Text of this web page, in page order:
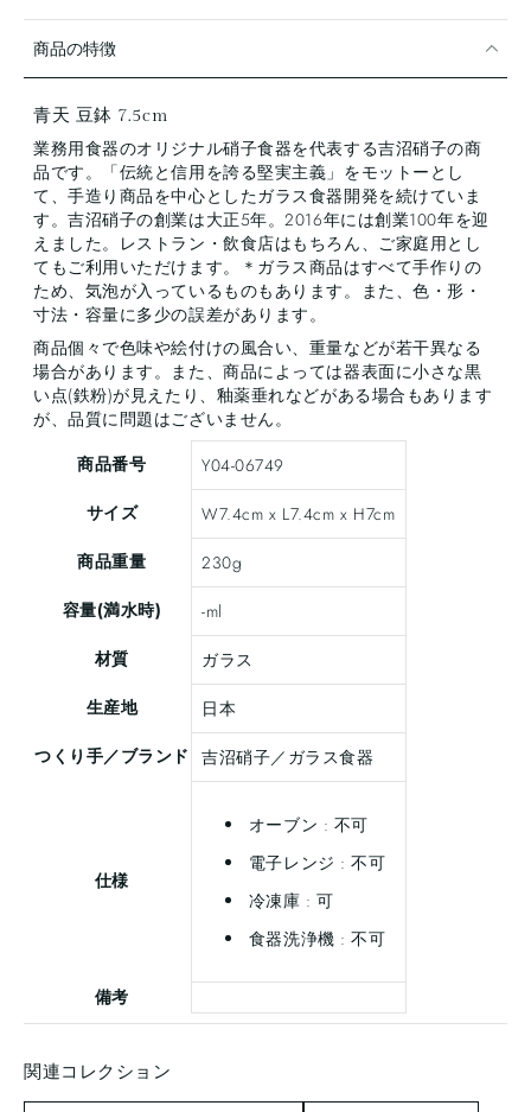
商品の特徴
青天 豆鉢 7.5cm
業務用食器のオリジナル硝子食器を代表する吉沼硝子の商
品です。「伝統と信用を誇る堅実主義」をモットーとし
て、手造り商品を中心としたガラス食器開発を続けていま
す。吉沼硝子の創業は大正5年。2016年には創業100年を迎
えました。レストラン・飲食店はもちろん、ご家庭用とし
てもご利用いただけます。＊ガラス商品はすべて手作りの
ため、気泡が入っているものもあります。また、色・形・
寸法・容量に多少の誤差があります。
商品個々で色味や絵付けの風合い、重量などが若干異なる
場合があります。また、商品によっては器表面に小さな黒
い点(鉄粉)が見えたり、釉薬垂れなどがある場合もあります
が、品質に問題はございません。
商品番号
Y04-06749
サイズ
W7.4cm x L7.4cm x H7cm
商品重量
230g
容量(満水時)
-ml
材質
ガラス
生産地
日本
つくり手／ブランド 吉沼硝子／ガラス食器
仕様
オーブン : 不可
電子レンジ : 不可
冷凍庫 : 可
食器洗浄機 : 不可
備考
関連コレクション